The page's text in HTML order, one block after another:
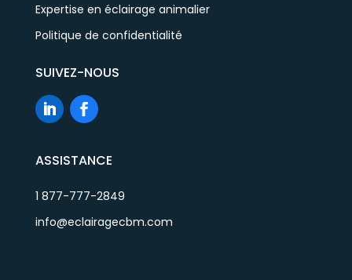
Expertise en éclairage animalier
Politique de confidentialité
SUIVEZ-NOUS
ASSISTANCE
1 877-777-2849
info@eclairagecbm.com